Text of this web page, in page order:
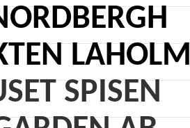
LAHOLM
SPISEN